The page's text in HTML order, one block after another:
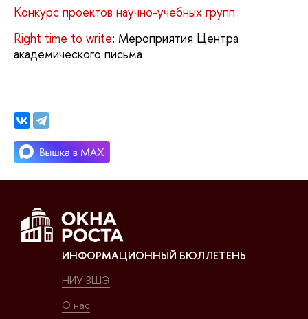
Конкурс проектов научно-учебных групп
Right time to write: Мероприятия Центра
академического письма
ИНФОРМАЦИОННЫЙ БЮЛЛЕТЕНЬ
НИУ ВШЭ
О нас